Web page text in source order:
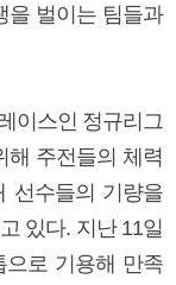
을 벌이는 팀들과
이스인 정규리그
해 주전들의 체력
선수들의 기량을
있다. 지난 11일
으로 기용해 만족